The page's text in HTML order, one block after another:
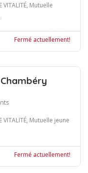
VITALITÉ, Mutuelle
Fermé actuellement!
VITALITÉ, Mutuelle jeune
Fermé actuellement!